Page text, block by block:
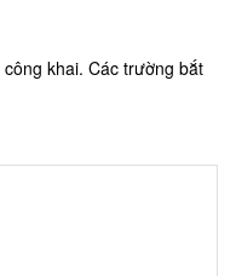
khai. Các trường bắt